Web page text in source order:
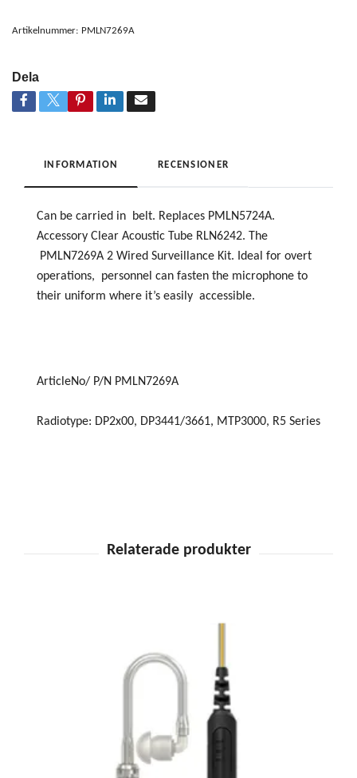
Artikelnummer: PMLN7269A
Dela
INFORMATION RECENSIONER
Can be carried in belt. Replaces PMLN5724A.
Accessory Clear Acoustic Tube RLN6242. The
PMLN7269A 2 Wired Surveillance Kit. Ideal for overt
operations, personnel can fasten the microphone to
their uniform where it’s easily accessible.
ArticleNo/ P/N PMLN7269A
Radiotype: DP2x00, DP3441/3661, MTP3000, R5 Series